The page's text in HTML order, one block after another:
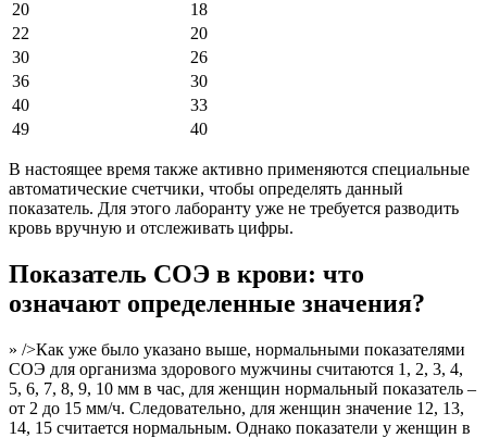
20
18
22
20
30
26
36
30
40
33
49
40
В настоящее время также активно применяются специальные
автоматические счетчики, чтобы определять данный
показатель. Для этого лаборанту уже не требуется разводить
кровь вручную и отслеживать цифры.
Показатель СОЭ в крови: что
означают определенные значения?
» />Как уже было указано выше, нормальными показателями
СОЭ для организма здорового мужчины считаются 1, 2, 3, 4,
5, 6, 7, 8, 9, 10 мм в час, для женщин нормальный показатель –
от 2 до 15 мм/ч. Следовательно, для женщин значение 12, 13,
14, 15 считается нормальным. Однако показатели у женщин в